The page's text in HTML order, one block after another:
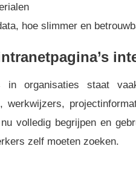
hoe slimmer en
in organisaties staat
werkwijzers,
volledig begrijpen en
zelf moeten zoeken.